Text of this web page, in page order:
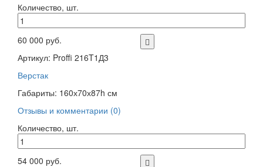
Количество, шт.
60 000 руб.
Артикул: Proffi 216T1Д3
Верстак
Габариты: 160х70х87h см
Отзывы и комментарии (0)
Количество, шт.
54 000 руб.